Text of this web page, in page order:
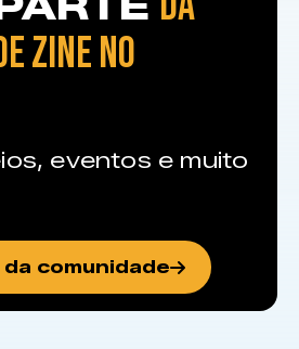
ZINE NO
eventos e muito
comunidade